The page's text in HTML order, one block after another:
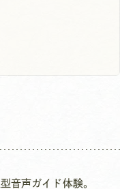
音声ガイド体験。